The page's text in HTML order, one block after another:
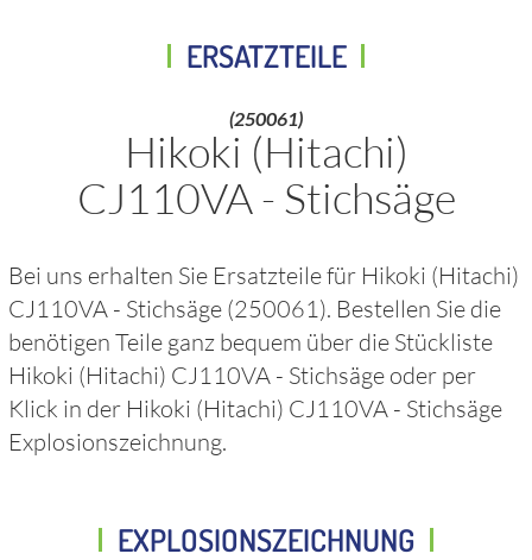
ERSATZTEILE
(250061)
Hikoki (Hitachi)
CJ110VA - Stichsäge
Bei uns erhalten Sie Ersatzteile für Hikoki (Hitachi)
CJ110VA - Stichsäge (250061). Bestellen Sie die
benötigen Teile ganz bequem über die Stückliste
Hikoki (Hitachi) CJ110VA - Stichsäge oder per
Klick in der Hikoki (Hitachi) CJ110VA - Stichsäge
Explosionszeichnung.
EXPLOSIONSZEICHNUNG